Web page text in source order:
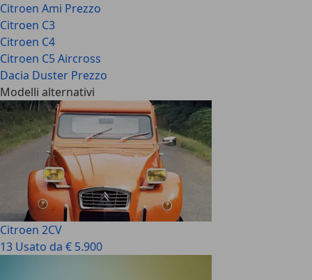
Citroen Ami Prezzo
Citroen C3
Citroen C4
Citroen C5 Aircross
Dacia Duster Prezzo
Modelli alternativi
Citroen 2CV
13 Usato da € 5.900